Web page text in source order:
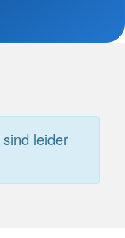
sind leider